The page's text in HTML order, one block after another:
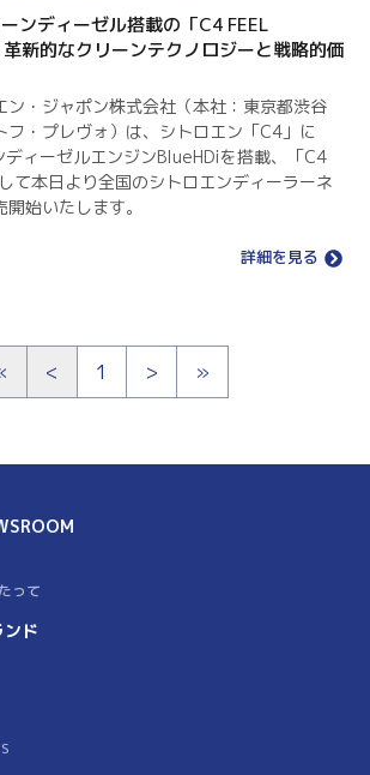
ンディーゼル搭載の「C4 FEEL
新的なクリーンテクノロジーと戦略的価
ン・ジャポン株式会社（本社：東京都渋谷
フ・プレヴォ）は、シトロエン「C4」に
ディーゼルエンジンBlueHDiを搭載、「C4
て本日より全国のシトロエンディーラーネ
始いたします。
詳細を見る
< 1 > »
って
ド